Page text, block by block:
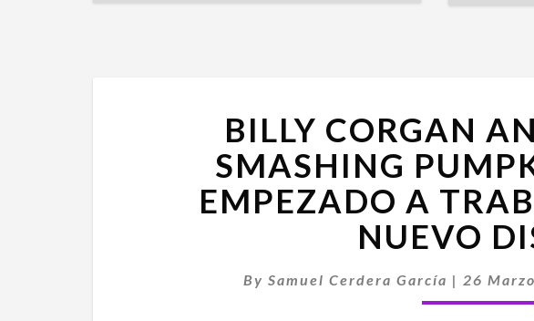
QUE
YA
A
BILLY CORGAN
SMASHING
EMPEZADO A
NUEVO
BySamuel Cerdera García | 26